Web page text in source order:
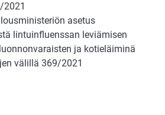
asetus
lintuinfluenssan leviämisen
ja kotieläiminä
välillä 369/2021